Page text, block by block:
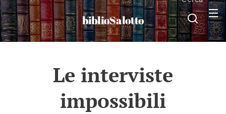
biblioSalotto
Le interviste
impossibili